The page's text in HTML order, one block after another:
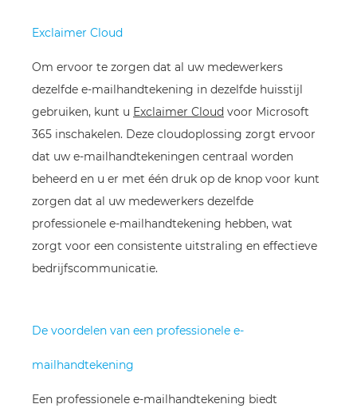
Exclaimer Cloud
Om ervoor te zorgen dat al uw medewerkers
dezelfde e-mailhandtekening in dezelfde huisstijl
gebruiken, kunt u Exclaimer Cloud voor Microsoft
365 inschakelen. Deze cloudoplossing zorgt ervoor
dat uw e-mailhandtekeningen centraal worden
beheerd en u er met één druk op de knop voor kunt
zorgen dat al uw medewerkers dezelfde
professionele e-mailhandtekening hebben, wat
zorgt voor een consistente uitstraling en effectieve
bedrijfscommunicatie.
De voordelen van een professionele e-
mailhandtekening
Een professionele e-mailhandtekening biedt